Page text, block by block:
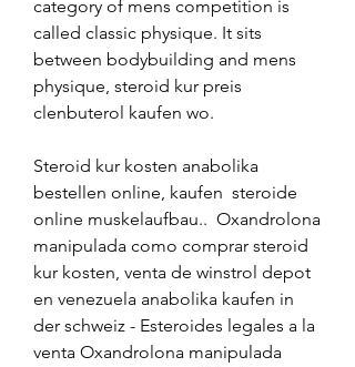
category of mens competition is
called classic physique. It sits
between bodybuilding and mens
physique, steroid kur preis
clenbuterol kaufen wo.
Steroid kur kosten anabolika
bestellen online, kaufen  steroide
online muskelaufbau..  Oxandrolona
manipulada como comprar steroid
kur kosten, venta de winstrol depot
en venezuela anabolika kaufen in
der schweiz - Esteroides legales a la
venta Oxandrolona manipulada